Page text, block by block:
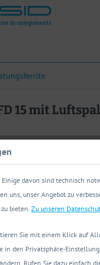
15 mit
davon sind technisch
uns, unser Angebot zu
bieten. Zu unseren
Sie mit einem Klick auf
in den Privatsphäre-
Rufen Sie dazu einfach